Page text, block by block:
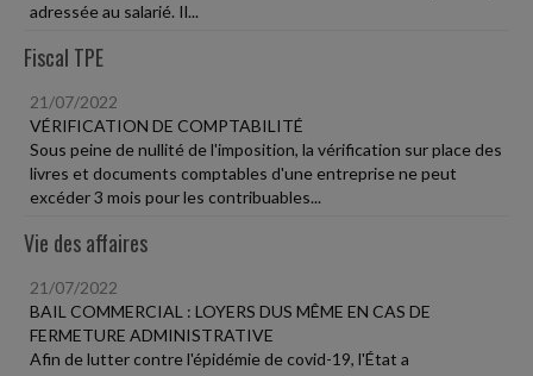
adressée au salarié. Il...
Fiscal TPE
21/07/2022
VÉRIFICATION DE COMPTABILITÉ
Sous peine de nullité de l'imposition, la vérification sur place des
livres et documents comptables d'une entreprise ne peut
excéder 3 mois pour les contribuables...
Vie des affaires
21/07/2022
BAIL COMMERCIAL : LOYERS DUS MÊME EN CAS DE
FERMETURE ADMINISTRATIVE
Afin de lutter contre l'épidémie de covid-19, l'État a